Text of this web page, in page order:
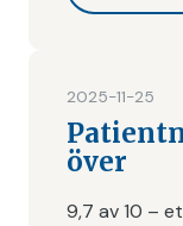
2025-11-25
över
9,7 av 10 –